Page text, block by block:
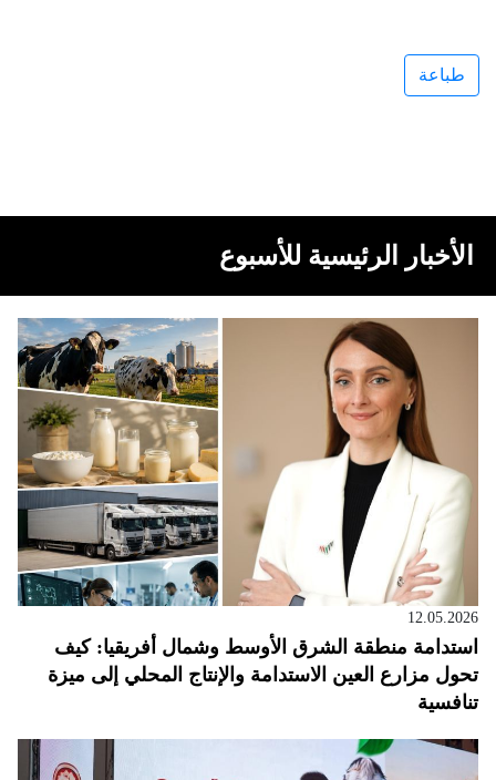
طباعة
الأخبار الرئيسية للأسبوع
12.05.2026
استدامة منطقة الشرق الأوسط وشمال أفريقيا: كيف
تحول مزارع العين الاستدامة والإنتاج المحلي إلى ميزة
تنافسية